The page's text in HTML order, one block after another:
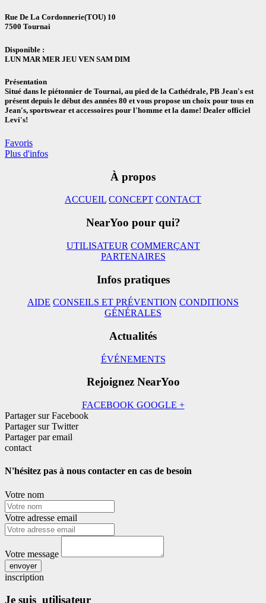
Rue De La Cordonnerie(TOU) 10
7500 Tournai
Disponible :
LUN MAR MER JEU VEN SAM DIM
Présentation
Situé dans le piétonnier de Tournai, au pied de la Cathédrale, PB Jean's est
présent depuis le début des années 80 et vous propose un choix pour tous en
Jean's, sportswear et accessoires pour l'homme et la dame! Dealer officiel
Levi's!
Favoris
Plus d'infos
À propos
ACCUEIL CONCEPT CONTACT
NearYoo pour qui?
UTILISATEUR COMMERÇANT
PARTENAIRES
Infos pratiques
AIDE CONSEILS ET PRÉVENTION CONDITIONS
GÉNÉRALES
Actualités
ÉVÉNEMENTS
Rejoignez NearYoo
FACEBOOK GOOGLE +
Partager sur Facebook
Partager sur Twitter
Partager par email
contact
N'hésitez pas à nous contacter en cas de besoin
Votre nom
Votre adresse email
Votre message
envoyer
inscription
Je suis utilisateur